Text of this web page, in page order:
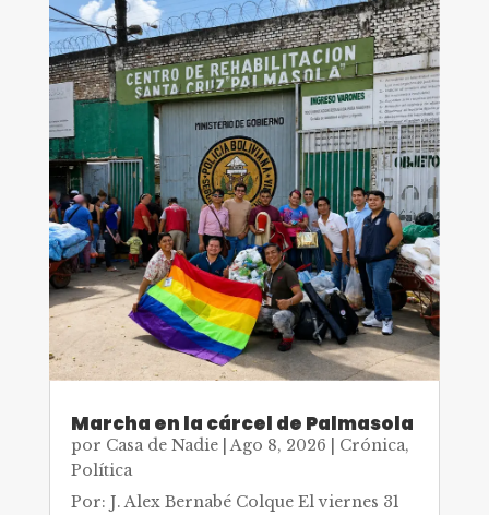
Marcha en la cárcel de Palmasola
por Casa de Nadie|Ago 8, 2026 Crónica,
Política
Por: J. Alex Bernabé Colque El viernes 31